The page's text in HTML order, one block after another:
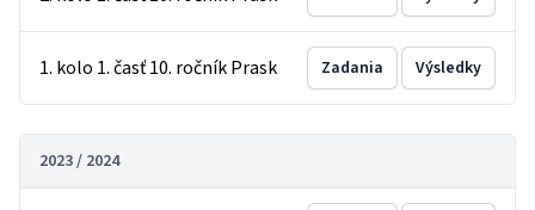
1. kolo 1. časť 10. ročník Prask Zadania Výsledky
2023 / 2024